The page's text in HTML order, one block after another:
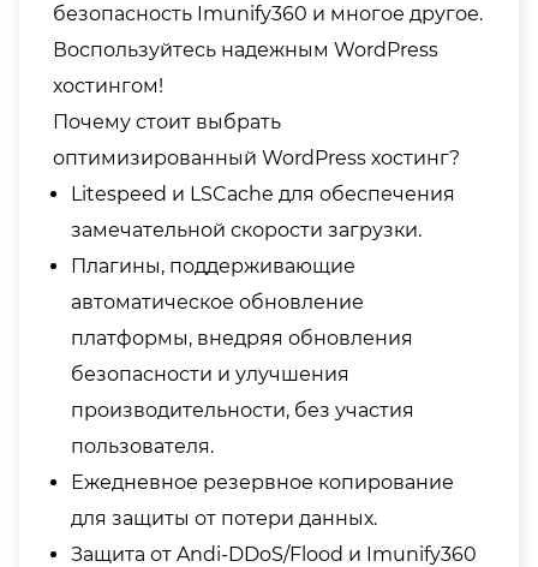
безопасность Imunify360 и многое другое.
Воспользуйтесь надежным WordPress
хостингом!
Почему стоит выбрать
оптимизированный WordPress хостинг?
Litespeed и LSCache для обеспечения
замечательной скорости загрузки.
Плагины, поддерживающие
автоматическое обновление
платформы, внедряя обновления
безопасности и улучшения
производительности, без участия
пользователя.
Ежедневное резервное копирование
для защиты от потери данных.
Защита от Andi-DDoS/Flood и Imunify360